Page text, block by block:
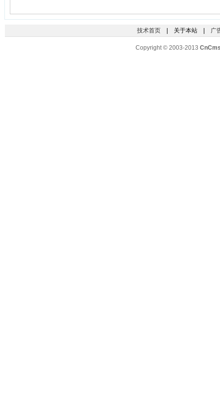
技术首页| 关于本站 | 广
Copyright © 2003-2013